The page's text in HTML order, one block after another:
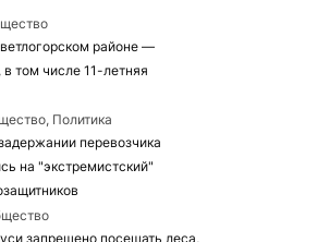
районе —
в том числе 11-летняя
Политика
перевозчика
на "экстремистский"
запрещено посещать леса,